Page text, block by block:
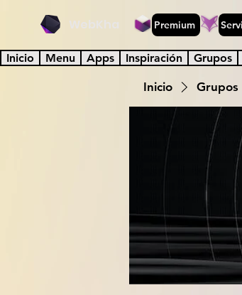
WebKha Premium
Inicio Grupos
Inicio Menu Apps Inspiración Grupos